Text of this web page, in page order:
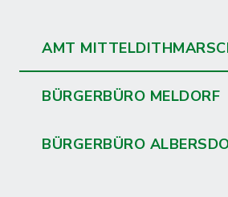
AMT
BÜRGERBÜRO MELDORF
BÜRGERBÜRO